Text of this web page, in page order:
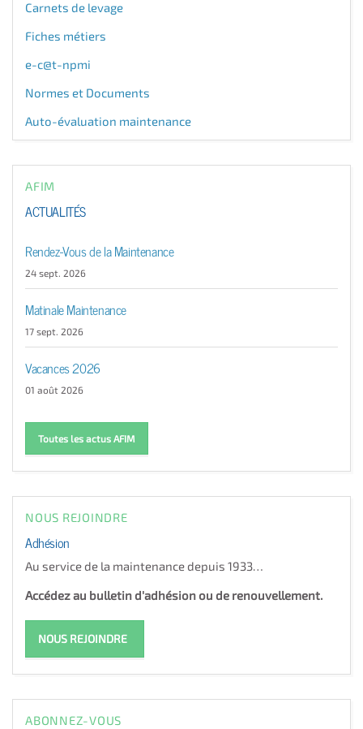
Carnets de levage
Fiches métiers
e-c@t-npmi
Normes et Documents
Auto-évaluation maintenance
AFIM
ACTUALITÉS
Rendez-Vous de la Maintenance
24 sept. 2026
Matinale Maintenance
17 sept. 2026
Vacances 2026
01 août 2026
Toutes les actus AFIM
NOUS REJOINDRE
Adhésion
Au service de la maintenance depuis 1933…
Accédez au bulletin d'adhésion ou de renouvellement.
NOUS REJOINDRE
ABONNEZ-VOUS